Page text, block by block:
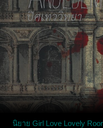
นิยาย Girl Love Lovely